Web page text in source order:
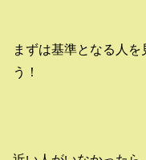
まずは基準となる人
う！